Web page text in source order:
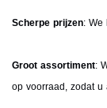
Scherpe prijzen: We
Groot assortiment:
op voorraad, zodat